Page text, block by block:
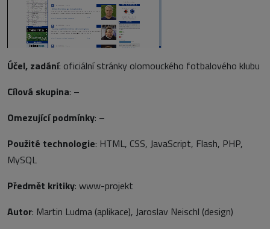
Účel, zadání: oficiální stránky olomouckého fotbalového klubu
Cílová skupina: –
Omezující podmínky: –
Použité technologie: HTML, CSS, JavaScript, Flash, PHP,
MySQL
Předmět kritiky: www-projekt
Autor: Martin Ludma (aplikace), Jaroslav Neischl (design)